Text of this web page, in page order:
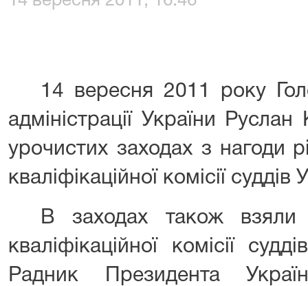
14 вересня 2011 року
адміністрації України
урочистих заходах з нагоди
кваліфікаційної комісії суддів
В заходах також взяли
кваліфікаційної комісії
Радник Президента